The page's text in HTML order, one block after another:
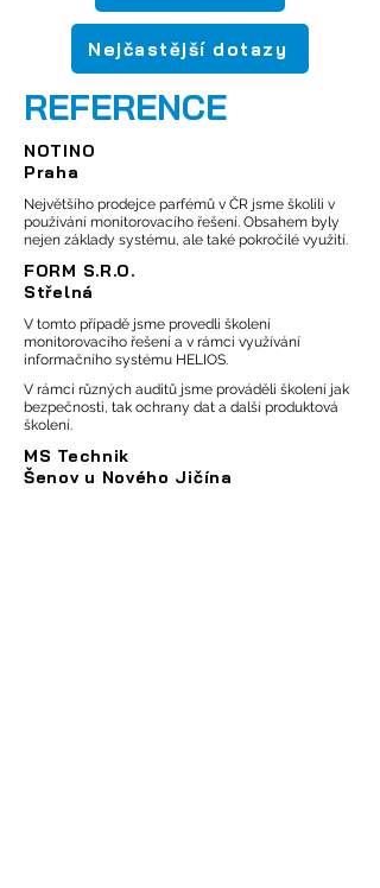
Nejčastější dotazy
REFERENCE
NOTINO
Praha
Největšího prodejce parfémů v ČR jsme školili v
používání monitorovacího řešení. Obsahem byly
nejen základy systému, ale také pokročilé využití.
FORM S.R.O.
Střelná
V tomto případě jsme provedli školení
monitorovacího řešení a v rámci využívání
informačního systému HELIOS.
V rámci různých auditů jsme prováděli školení jak
bezpečnosti, tak ochrany dat a další produktová
školení.
MS Technik
Šenov u Nového Jičína